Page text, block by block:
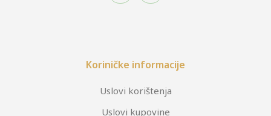
Koriničke informacije
Uslovi korištenja
Uslovi kupovine